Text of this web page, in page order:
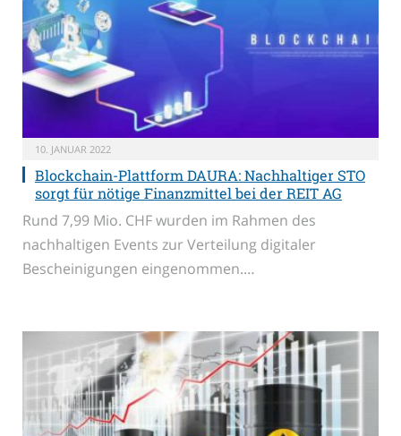
10. JANUAR 2022
Blockchain-Plattform DAURA: Nachhaltiger STO
sorgt für nötige Finanzmittel bei der REIT AG
Rund 7,99 Mio. CHF wurden im Rahmen des
nachhaltigen Events zur Verteilung digitaler
Bescheinigungen eingenommen.…